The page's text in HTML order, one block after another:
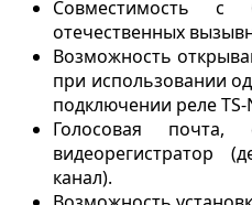
Совместимость с
отечественных
Возможность
при использовании
подключении реле TS-
Голосовая почта,
видеорегистратор
канал).